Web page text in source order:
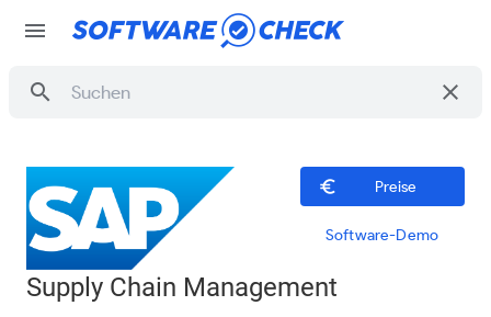
menu
clear
search
Preise
euro_symbol
Software-Demo
Supply Chain Management